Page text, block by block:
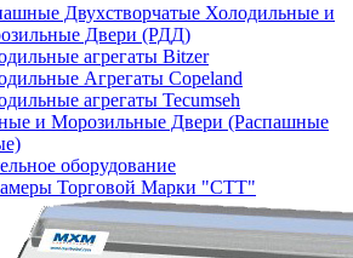
Двухстворчатые Холодильные и
Двери (РДД)
агрегаты Bitzer
Агрегаты Copeland
агрегаты Tecumseh
и Морозильные Двери (Распашные
оборудование
Торговой Марки "СТТ"